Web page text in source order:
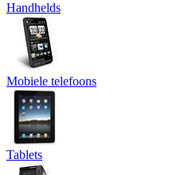
Handhelds
Mobiele telefoons
Tablets